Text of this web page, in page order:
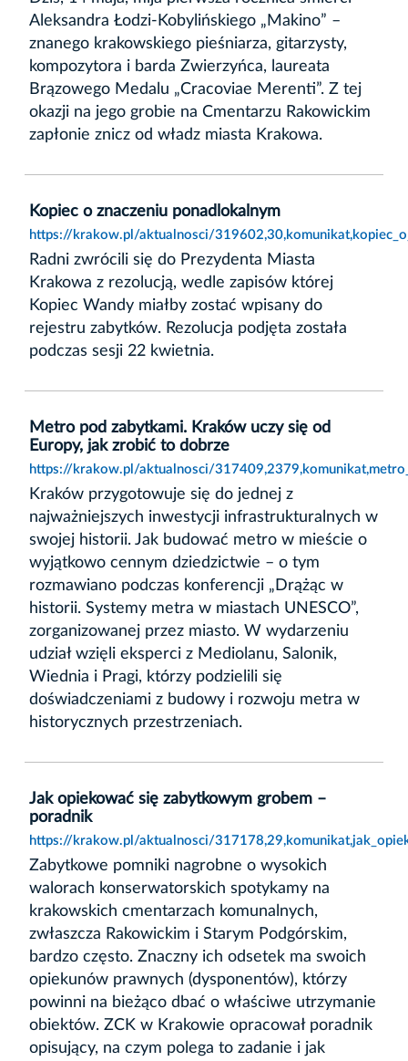
Aleksandra Łodzi-Kobylińskiego „Makino” –
znanego krakowskiego pieśniarza, gitarzysty,
kompozytora i barda Zwierzyńca, laureata
Brązowego Medalu „Cracoviae Merenti”. Z tej
okazji na jego grobie na Cmentarzu Rakowickim
zapłonie znicz od władz miasta Krakowa.
Kopiec o znaczeniu ponadlokalnym
https://krakow.pl/aktualnosci/
Radni zwrócili się do Prezydenta Miasta
Krakowa z rezolucją, wedle zapisów której
Kopiec Wandy miałby zostać wpisany do
rejestru zabytków. Rezolucja podjęta została
podczas sesji 22 kwietnia.
Metro pod zabytkami. Kraków uczy się od
Europy, jak zrobić to dobrze
https://krakow.pl/aktualnosci/
Kraków przygotowuje się do jednej z
najważniejszych inwestycji infrastrukturalnych w
swojej historii. Jak budować metro w mieście o
wyjątkowo cennym dziedzictwie – o tym
rozmawiano podczas konferencji „Drążąc w
historii. Systemy metra w miastach UNESCO”,
zorganizowanej przez miasto. W wydarzeniu
udział wzięli eksperci z Mediolanu, Salonik,
Wiednia i Pragi, którzy podzielili się
doświadczeniami z budowy i rozwoju metra w
historycznych przestrzeniach.
Jak opiekować się zabytkowym grobem –
poradnik
https://krakow.pl/aktualnosci/
Zabytkowe pomniki nagrobne o wysokich
walorach konserwatorskich spotykamy na
krakowskich cmentarzach komunalnych,
zwłaszcza Rakowickim i Starym Podgórskim,
bardzo często. Znaczny ich odsetek ma swoich
opiekunów prawnych (dysponentów), którzy
powinni na bieżąco dbać o właściwe utrzymanie
obiektów. ZCK w Krakowie opracował poradnik
opisujący, na czym polega to zadanie i jak